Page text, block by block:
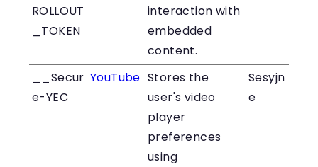
ROLLOUT
_TOKEN
interaction with
embedded
content.
__Secur
e-YEC
YouTube Stores the
user's video
player
preferences
using
Sesyjn
e